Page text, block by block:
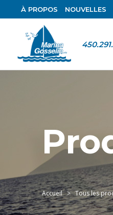
À PROPOS NOUVELLES
Accueil Tous les